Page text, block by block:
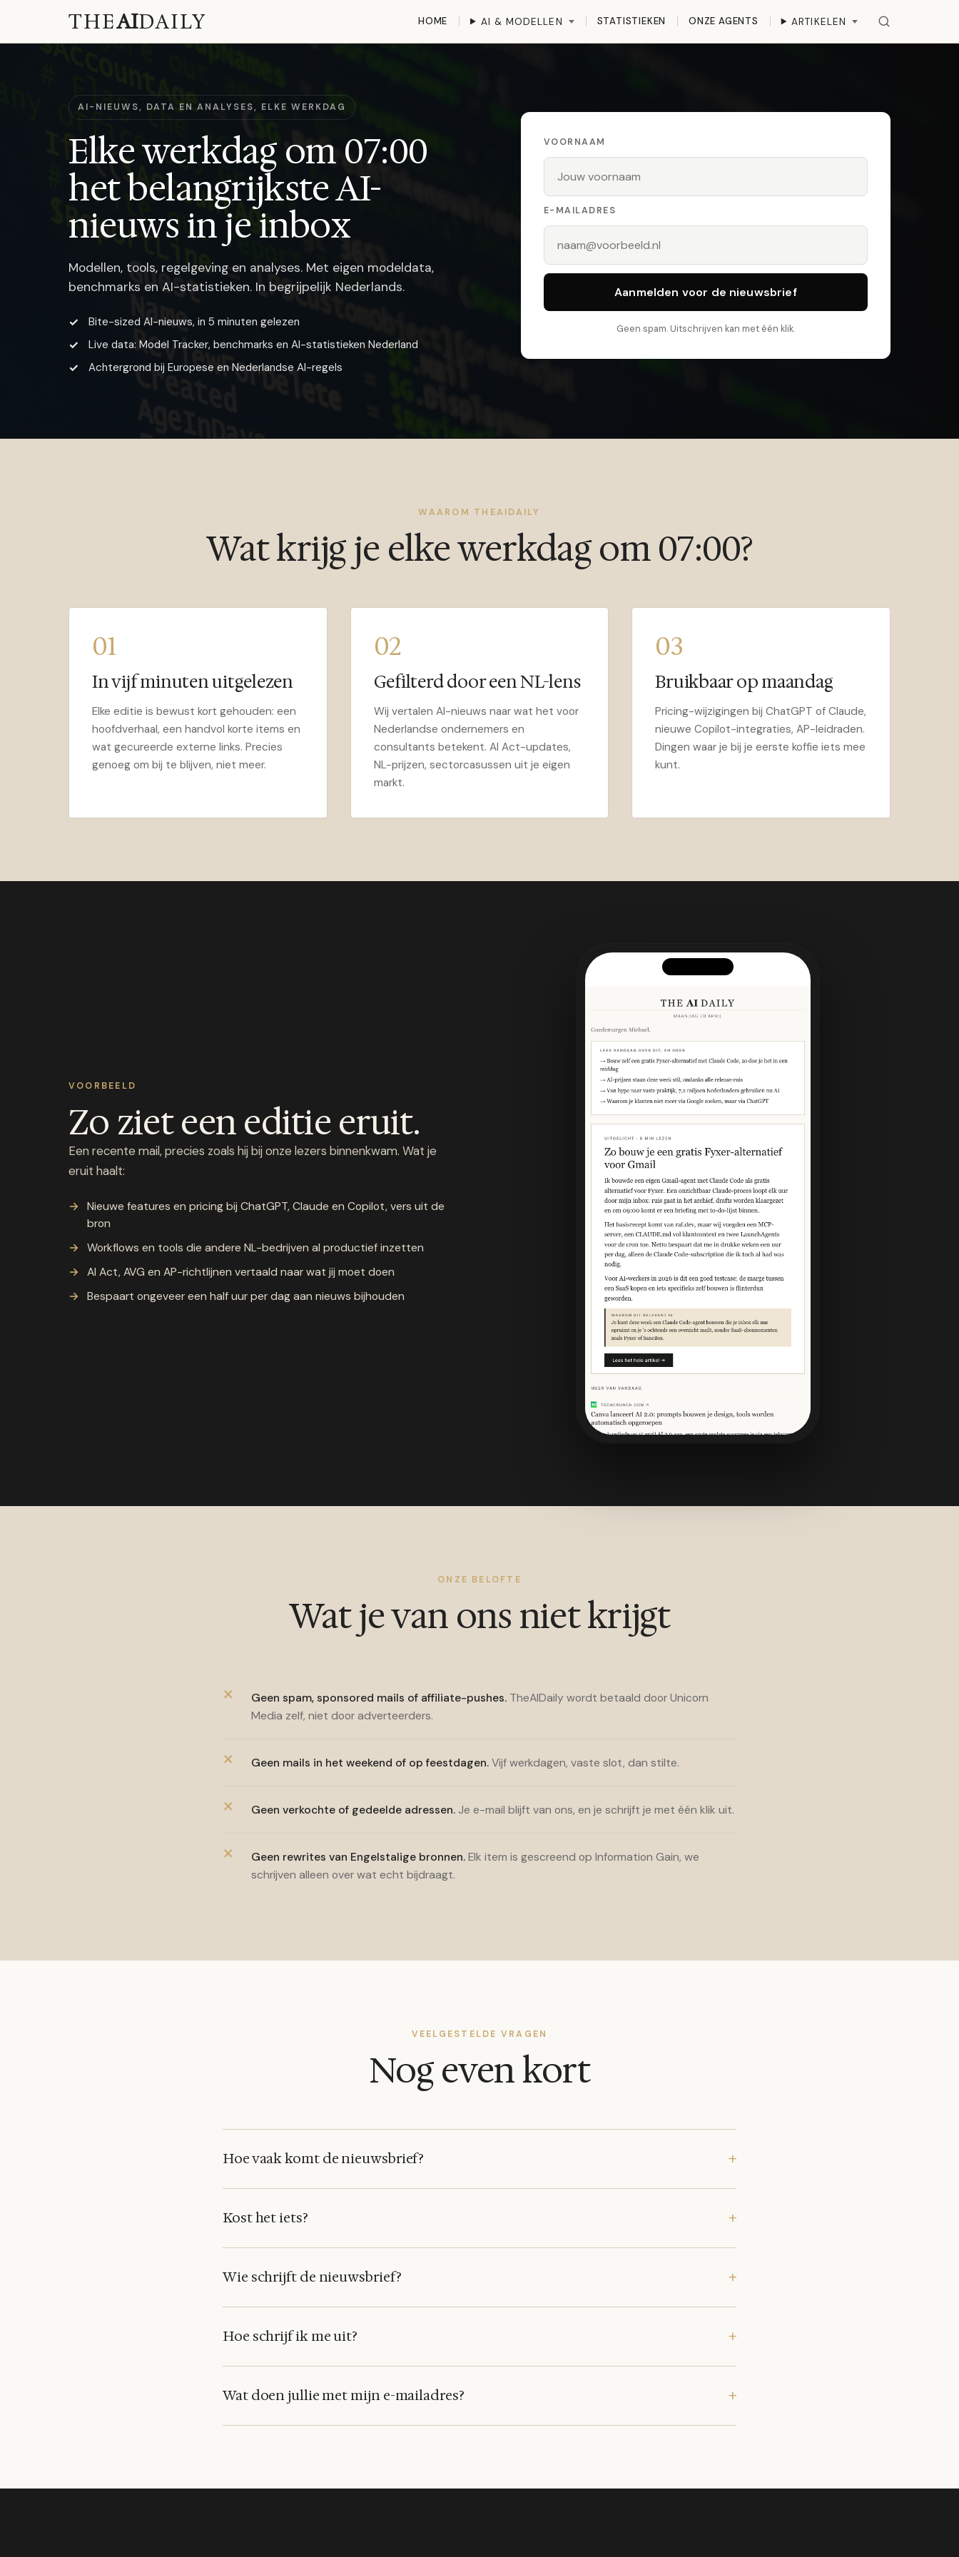
THEAIDAILY HOME AI & MODELLEN STATISTIEKEN ONZE AGENTS ARTIKELEN
AI-NIEUWS, DATA EN ANALYSES, ELKE WERKDAG
Elke werkdag om 07:00
het belangrijkste AI-
nieuws in je inbox
Modellen, tools, regelgeving en analyses. Met eigen modeldata,
benchmarks en AI-statistieken. In begrijpelijk Nederlands.
Bite-sized AI-nieuws, in 5 minuten gelezen
Live data: Model Tracker, benchmarks en AI-statistieken Nederland
Achtergrond bij Europese en Nederlandse AI-regels
VOORNAAM
E-MAILADRES
Aanmelden voor de nieuwsbrief
Geen spam. Uitschrijven kan met één klik.
WAAROM THEAIDAILY
Wat krijg je elke werkdag om 07:00?
01
In vijf minuten uitgelezen
Elke editie is bewust kort gehouden: een
hoofdverhaal, een handvol korte items en
wat gecureerde externe links. Precies
genoeg om bij te blijven, niet meer.
02
Gefilterd door een NL-lens
Wij vertalen AI-nieuws naar wat het voor
Nederlandse ondernemers en
consultants betekent. AI Act-updates,
NL-prijzen, sectorcasussen uit je eigen
markt.
03
Bruikbaar op maandag
Pricing-wijzigingen bij ChatGPT of Claude,
nieuwe Copilot-integraties, AP-leidraden.
Dingen waar je bij je eerste koffie iets mee
kunt.
VOORBEELD
Zo ziet een editie eruit.
Een recente mail, precies zoals hij bij onze lezers binnenkwam. Wat je
eruit haalt:
Nieuwe features en pricing bij ChatGPT, Claude en Copilot, vers uit de
bron
Workflows en tools die andere NL-bedrijven al productief inzetten
AI Act, AVG en AP-richtlijnen vertaald naar wat jij moet doen
Bespaart ongeveer een half uur per dag aan nieuws bijhouden
ONZE BELOFTE
Wat je van ons niet krijgt
Geen spam, sponsored mails of affiliate-pushes. TheAIDaily wordt betaald door Unicorn
Media zelf, niet door adverteerders.
Geen mails in het weekend of op feestdagen.Vijf werkdagen, vaste slot, dan stilte.
Geen verkochte of gedeelde adressen.Je e-mail blijft van ons, en je schrijft je met één klik uit.
Geen rewrites van Engelstalige bronnen.Elk item is gescreend op Information Gain, we
schrijven alleen over wat echt bijdraagt.
VEELGESTELDE VRAGEN
Nog even kort
Hoe vaak komt de nieuwsbrief?
Kost het iets?
Wie schrijft de nieuwsbrief?
Hoe schrijf ik me uit?
Wat doen jullie met mijn e-mailadres?